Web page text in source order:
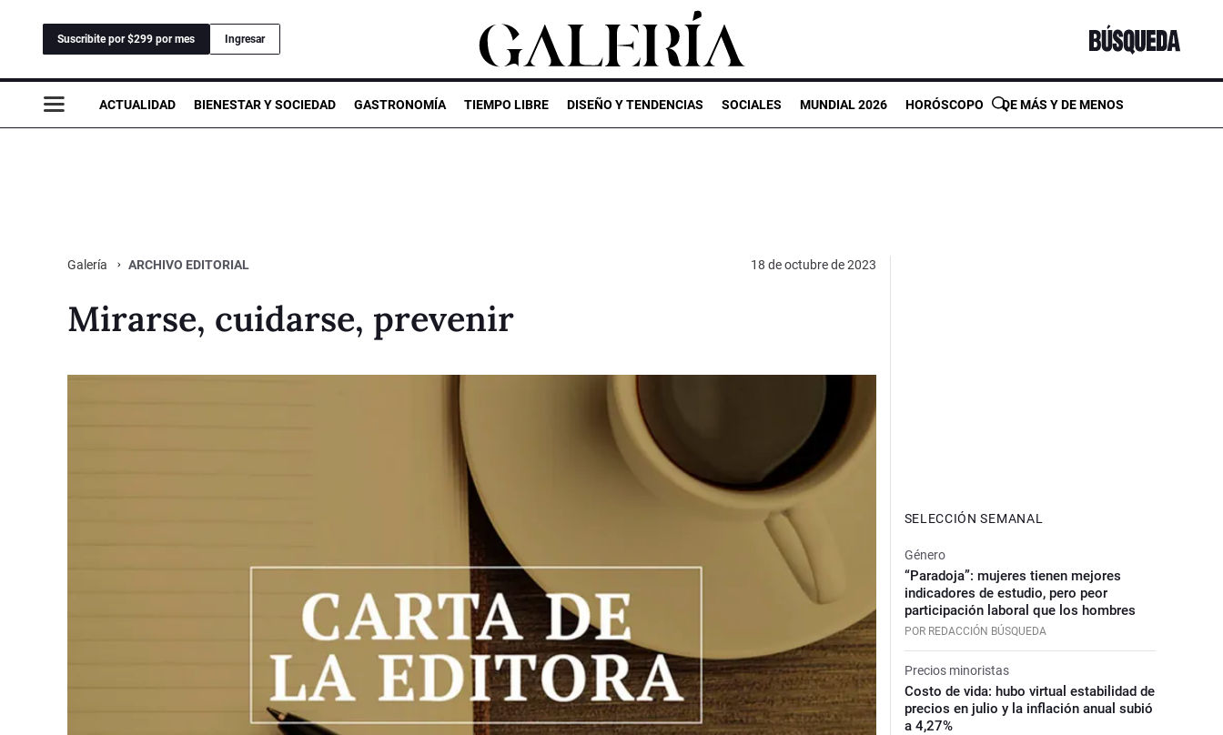
Suscribite por $299 por mes Ingresar
ACTUALIDAD BIENESTAR Y SOCIEDAD GASTRONOMÍA TIEMPO LIBRE DISEÑO Y TENDENCIAS SOCIALES MUNDIAL 2026 HORÓSCOPO DE MÁS Y DE MENOS
Galería ARCHIVO EDITORIAL 18 de octubre de 2023
Mirarse, cuidarse, prevenir
SELECCIÓN SEMANAL
Género
“Paradoja”: mujeres tienen mejores
indicadores de estudio, pero peor
participación laboral que los hombres
POR REDACCIÓN BÚSQUEDA
Precios minoristas
Costo de vida: hubo virtual estabilidad de
precios en julio y la inflación anual subió
a 4,27%